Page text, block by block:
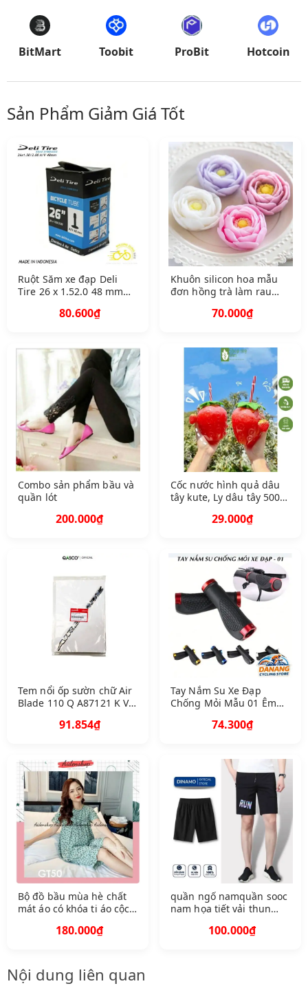
BitMart Toobit ProBit Hotcoin
Sản Phẩm Giảm Giá Tốt
Ruột Săm xe đạp Deli
Tire 26 x 1.52.0 48 mm
80.600₫
Khuôn silicon hoa mẫu
đơn hồng trà làm rau
hoa hồng trà trung
70.000₫
Combo sản phẩm bầu và
quần lót
200.000₫
Cốc nước hình quả dâu
tây kute, Ly dâu tây 500
khóa trang trí hình dâu
29.000₫
Tem nổi ốp sườn chữ Air
Blade 110 Q A87121 K VG
91.854₫
Tay Nắm Su Xe Đạp
Chống Mỏi Mẫu 01 Êm
74.300₫
Bộ đồ bầu mùa hè chất
mát áo có khóa ti áo cộc
180.000₫
quần ngố namquần sooc
nam họa tiết vải thun
100.000₫
Nội dung liên quan